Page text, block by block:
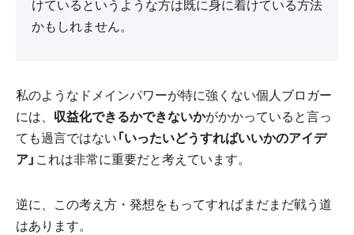
けているというような方は既に身に着けている方法
かもしれません。
私のようなドメインパワーが特に強くない個人ブロガー
には、 収益化できるかできないかがかかっていると言っ
ても過言ではない 「いったいどうすればいいかのアイデ
ア」 これは非常に重要だと考えています。
逆に、この考え方・発想をもってすればまだまだ戦う道
はあります。